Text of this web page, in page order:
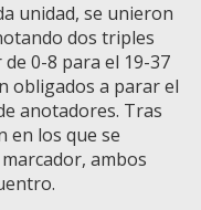
unidad, se unieron
dos triples
0-8 para el 19-37
obligados a parar el
anotadores. Tras
en los que se
ambos